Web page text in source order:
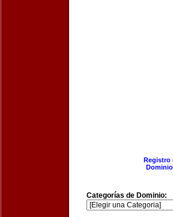
Registro
Categorías de Dominio: